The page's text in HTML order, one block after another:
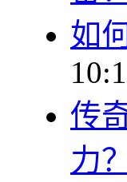
如
传
力？